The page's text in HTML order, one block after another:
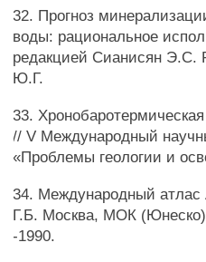
32. Прогноз
воды: рациональное
редакцией Сианисян Э.С.
Ю.Г.
33.
// V Международный
«Проблемы геологии и
34. Международный атлас
Г.Б. Москва, МОК
-1990.